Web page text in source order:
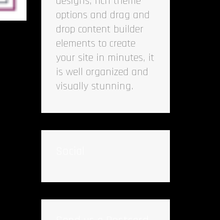
options and drag and
drop content builder
elements to create
your site in minutes, it
is well organized and
visually stunning.